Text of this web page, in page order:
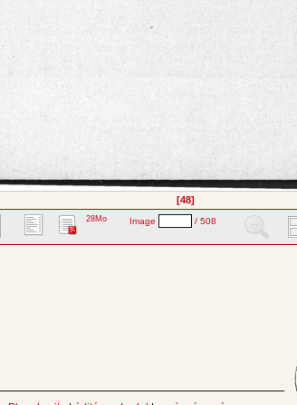
[48]
28Mo Image / 508